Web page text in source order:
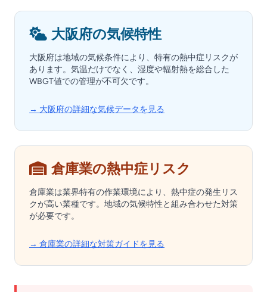
大阪府の気候特性
大阪府は地域の気候条件により、特有の熱中症リスクが
あります。気温だけでなく、湿度や輻射熱を総合した
WBGT値での管理が不可欠です。
→ 大阪府の詳細な気候データを見る
倉庫業の熱中症リスク
倉庫業は業界特有の作業環境により、熱中症の発生リス
クが高い業種です。地域の気候特性と組み合わせた対策
が必要です。
→ 倉庫業の詳細な対策ガイドを見る